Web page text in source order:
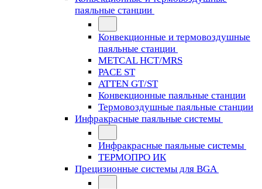
паяльные станции
Конвекционные и термовоздушные
паяльные станции
METCAL HCT/MRS
PACE ST
ATTEN GT/ST
Конвекционные паяльные станции
Термовоздушные паяльные станции
Инфракрасные паяльные системы
Инфракрасные паяльные системы
ТЕРМОПРО ИК
Прецизионные системы для BGA